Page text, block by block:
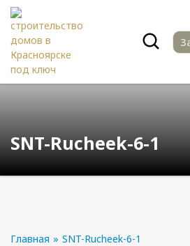
SNT-Rucheek-6-1
Главная » SNT-Rucheek-6-1